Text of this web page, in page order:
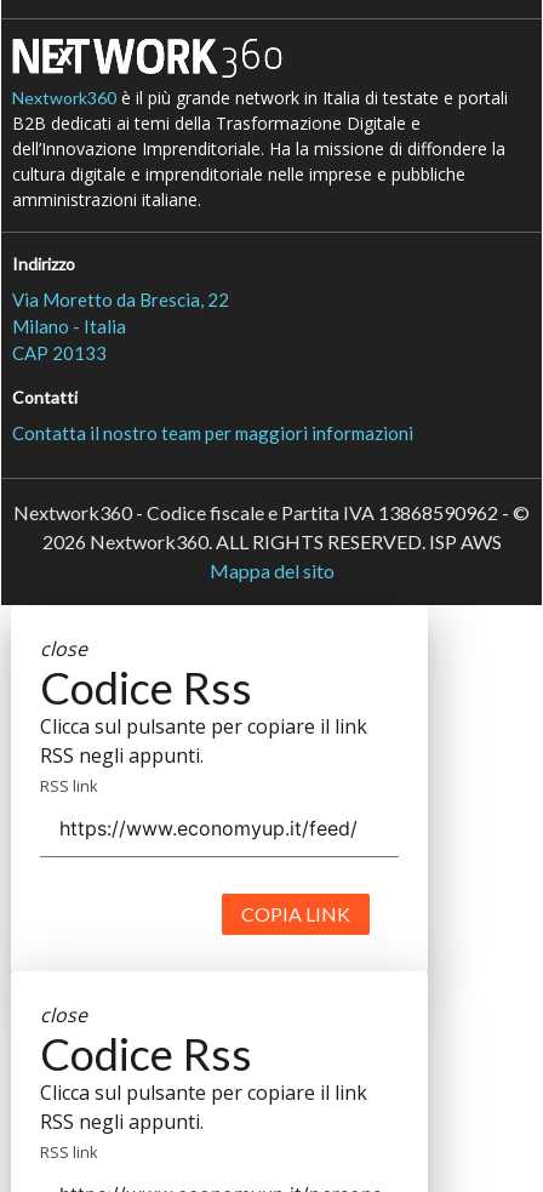
Nextwork360 è il più grande network in Italia di testate e portali
B2B dedicati ai temi della Trasformazione Digitale e
dell’Innovazione Imprenditoriale. Ha la missione di diffondere la
cultura digitale e imprenditoriale nelle imprese e pubbliche
amministrazioni italiane.
Indirizzo
Via Moretto da Brescia, 22
Milano - Italia
CAP 20133
Contatti
Contatta il nostro team per maggiori informazioni
Nextwork360 - Codice fiscale e Partita IVA 13868590962 - ©
2026 Nextwork360. ALL RIGHTS RESERVED. ISP AWS
Mappa del sito
close
Codice Rss
Clicca sul pulsante per copiare il link
RSS negli appunti.
RSS link
COPIA LINK
close
Codice Rss
Clicca sul pulsante per copiare il link
RSS negli appunti.
RSS link